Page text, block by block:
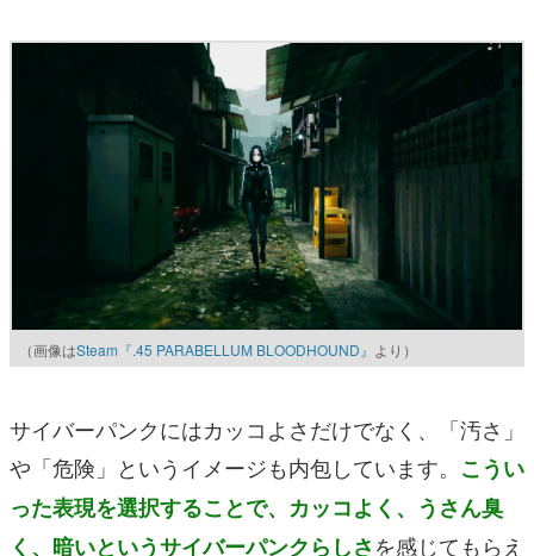
（画像はSteam『.45 PARABELLUM BLOODHOUND』 より）
サイバーパンクにはカッコよさだけでなく、「汚さ」
や「危険」というイメージも内包しています。 こうい
った表現を選択することで、カッコよく、うさん臭
く、暗いというサイバーパンクらしさを感じてもらえ